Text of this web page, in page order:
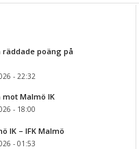
räddade poäng på
- 22:32
mot Malmö IK
- 18:00
IK – IFK Malmö
- 01:53